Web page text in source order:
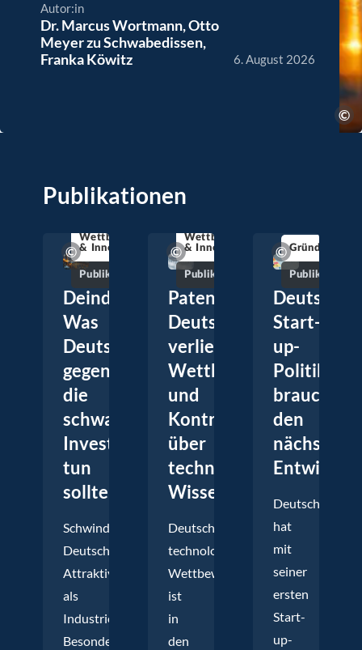
Autor:in
Dr. Marcus Wortmann,Otto
Meyer zu Schwabedissen,
Franka Köwitz
6. August 2026
Publikationen
Wettbewerbsfähigkeit
& Innovation
Publikation
Deindustrialisierung:
Was
Deutschland
gegen
die
schwache
Investitionstätigkeit
tun
sollte
Schwindet
Deutschlands
Attraktivität
als
Industriestandort?
Besonders
Wettbewerbsfähigkeit
& Innovation
Publikation
Patentdynamik:
Deutschland
verliert
Wettbewerbsfähigkeit
und
Kontrolle
über
technologisches
Wissen
Deutschlands
technologische
Wettbewerbsfähigkeit
ist
in
den
Publikation
Start-
up-
Politik
braucht
den
nächsten
Deutschland
hat
mit
seiner
ersten
Start-
up-